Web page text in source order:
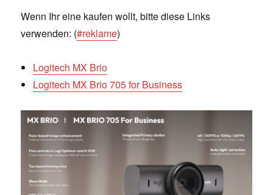
Wenn Ihr eine kaufen wollt, bitte diese Links
verwenden: (#reklame)
Logitech MX Brio
Logitech MX Brio 705 for Business